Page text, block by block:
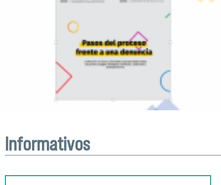
Informativos